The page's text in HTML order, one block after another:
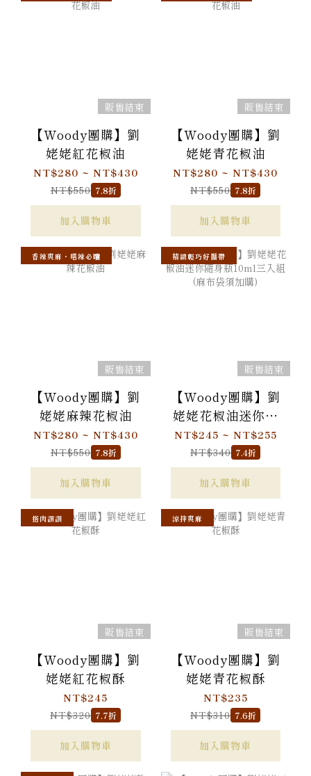
販售結束
【Woody團購】劉
姥姥紅花椒油
NT$280 ~ NT$430
NT$550 7.8折
加入購物車
販售結束
【Woody團購】劉
姥姥青花椒油
NT$280 ~ NT$430
NT$550 7.8折
加入購物車
香辣爽麻・嗜辣必嚐
販售結束
【Woody團購】劉
姥姥麻辣花椒油
NT$280 ~ NT$430
NT$550 7.8折
加入購物車
精緻輕巧好攜帶
販售結束
【Woody團購】劉
姥姥花椒油迷你隨
身瓶10ml三入組(麻
布袋須加購)
NT$245 ~ NT$255
NT$340 7.4折
加入購物車
搭肉讚讚
販售結束
【Woody團購】劉
姥姥紅花椒酥
NT$245
NT$320 7.7折
加入購物車
涼拌爽麻
販售結束
【Woody團購】劉
姥姥青花椒酥
NT$235
NT$310 7.6折
加入購物車